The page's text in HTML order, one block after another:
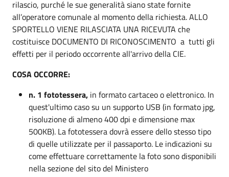
rilascio, purché le sue generalità siano state fornite
all’operatore comunale al momento della richiesta. ALLO
SPORTELLO VIENE RILASCIATA UNA RICEVUTA che
costituisce DOCUMENTO DI RICONOSCIMENTO a tutti gli
effetti per il periodo occorrente all'arrivo della CIE.
COSA OCCORRE:
n. 1 fototessera, in formato cartaceo o elettronico. In
quest'ultimo caso su un supporto USB (in formato jpg,
risoluzione di almeno 400 dpi e dimensione max
500KB). La fototessera dovrà essere dello stesso tipo
di quelle utilizzate per il passaporto. Le indicazioni su
come effettuare correttamente la foto sono disponibili
nella sezione del sito del Ministero